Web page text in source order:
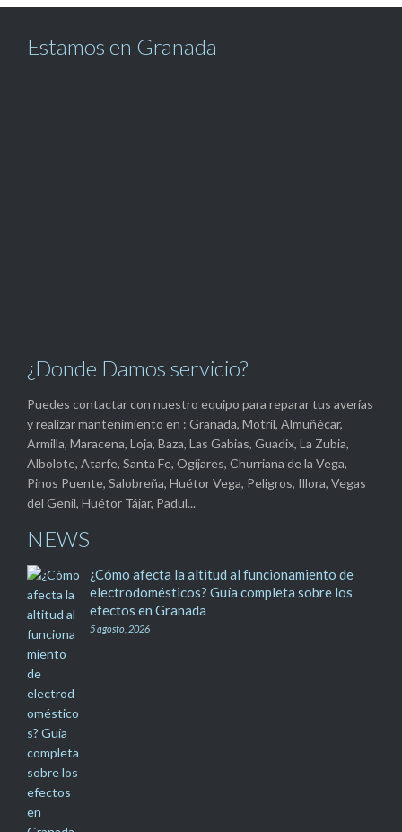
Estamos en Granada
¿Donde Damos servicio?
Puedes contactar con nuestro equipo para reparar tus averías
y realizar mantenimiento en : Granada, Motril, Almuñécar,
Armilla, Maracena, Loja, Baza, Las Gabias, Guadix, La Zubia,
Albolote, Atarfe, Santa Fe, Ogíjares, Churriana de la Vega,
Pinos Puente, Salobreña, Huétor Vega, Peligros, Illora, Vegas
del Genil, Huétor Tájar, Padul...
NEWS
¿Cómo afecta la altitud al funcionamiento de
electrodomésticos? Guía completa sobre los
efectos en Granada
5 agosto, 2026